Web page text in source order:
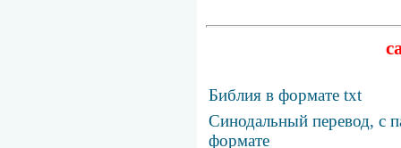
Библия в формате txt
Синодальный перевод, с
формате